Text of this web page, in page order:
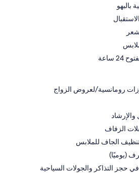
بالبهو
ساعة
رومانسية/لعروض الزواج
الزفاف
الجاف للملابس
(يوميًا)
حجز التذاكر والجولات السياحية